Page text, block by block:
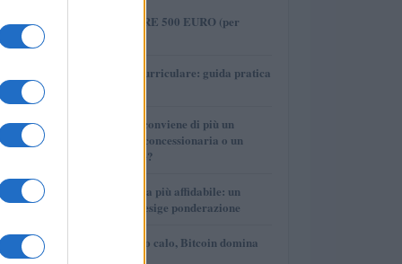
1
COME INVESTIRE 500 EURO (per
2
Tirocinio extra-curriculare: guida pratica
3
Per le auto usate conviene di più un
finanziamento in concessionaria o un
prestito personale?
4
La macchina usata più affidabile: un
investimento che esige ponderazione
5
Mercati in leggero calo, Bitcoin domina